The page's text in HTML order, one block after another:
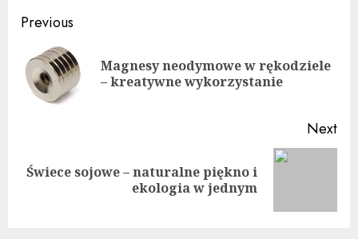
Continue
Reading
Previous
Magnesy neodymowe w rękodziele
– kreatywne wykorzystanie
Next
Next
Świece sojowe – naturalne piękno i
ekologia w jednym